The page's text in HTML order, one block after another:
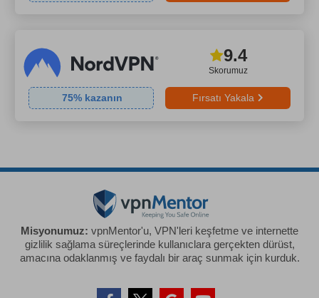
Skorumuz
9.4
75% kazanın Fırsatı Yakala
Misyonumuz: vpnMentor'u, VPN'leri keşfetme ve internette
gizlilik sağlama süreçlerinde kullanıclara gerçekten dürüst,
amacına odaklanmış ve faydalı bir araç sunmak için kurduk.